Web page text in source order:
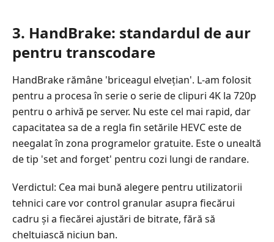
3. HandBrake: standardul de aur
pentru transcodare
HandBrake rămâne 'briceagul elvețian'. L-am folosit
pentru a procesa în serie o serie de clipuri 4K la 720p
pentru o arhivă pe server. Nu este cel mai rapid, dar
capacitatea sa de a regla fin setările HEVC este de
neegalat în zona programelor gratuite. Este o unealtă
de tip 'set and forget' pentru cozi lungi de randare.
Verdictul: Cea mai bună alegere pentru utilizatorii
tehnici care vor control granular asupra fiecărui
cadru și a fiecărei ajustări de bitrate, fără să
cheltuiască niciun ban.